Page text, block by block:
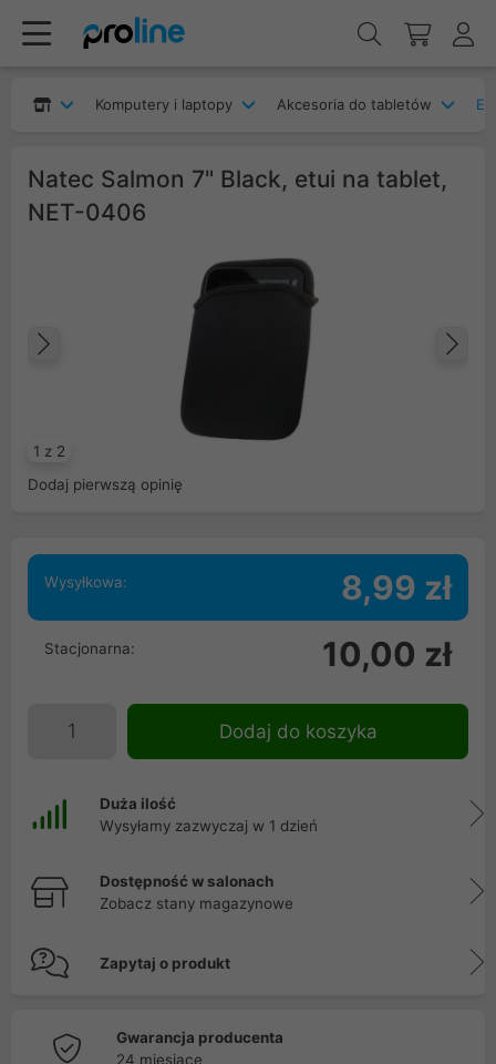
Komputery i laptopy Akcesoria do tabletów
Natec Salmon 7" Black, etui na tablet,
NET-0406
1 z 2
Poprzedni
Dodaj pierwszą opinię
Wysyłkowa: 8,99 zł
Stacjonarna: 10,00 zł
Dodaj do koszyka
Duża ilość
Wysyłamy zazwyczaj w 1 dzień
Dostępność w salonach
Zobacz stany magazynowe
Zapytaj o produkt
Gwarancja producenta
24 miesiące